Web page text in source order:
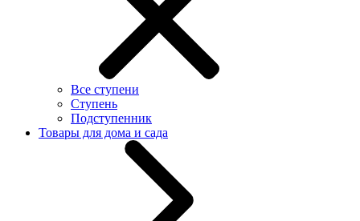
Все ступени
Ступень
Подступенник
Товары для дома и сада